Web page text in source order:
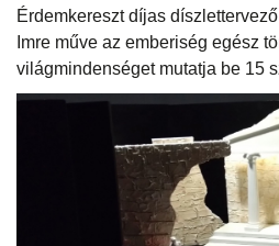
Érdemkereszt díjas
Imre műve az emberiség egész
világmindenséget mutatja be 15